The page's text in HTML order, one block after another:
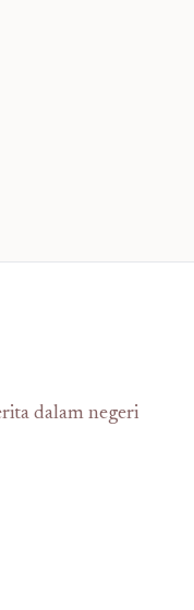
dalam negeri